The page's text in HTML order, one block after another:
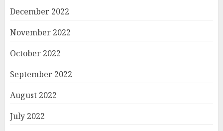
December 2022
November 2022
October 2022
September 2022
August 2022
July 2022